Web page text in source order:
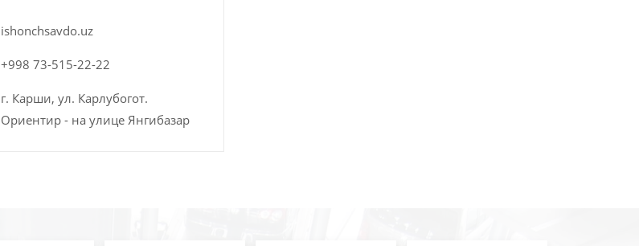
ishonchsavdo.uz
+998 73-515-22-22
г. Карши, ул. Карлубогот.
Ориентир - на улице Янгибазар